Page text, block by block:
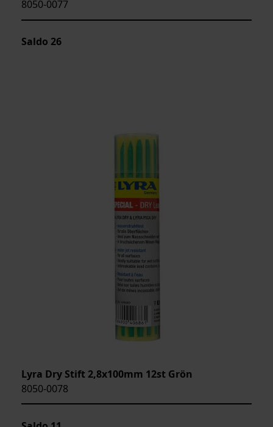
8050-0077
Saldo 26
Lyra Dry Stift 2,8x100mm 12st Grön
8050-0078